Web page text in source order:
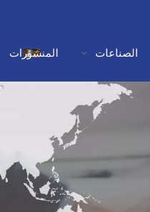
الصناعات المنشورات